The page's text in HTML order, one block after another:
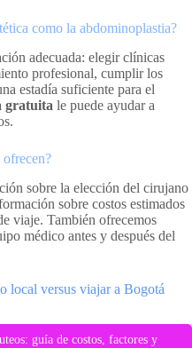
como la abdominoplastia?
adecuada: elegir clínicas
profesional, cumplir los
estadía suficiente para el
gratuita le puede ayudar a
ofrecen?
sobre la elección del cirujano
sobre costos estimados
viaje. También ofrecemos
médico antes y después del
local versus viajar a Bogotá
guía de costos, factores y